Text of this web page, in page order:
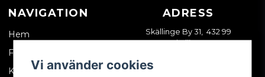
NAVIGATION
Hem
Företagskund
Kontakta oss
ADRESS
Skällinge By 31, 432 99
Skällinge
Vi använder cookies